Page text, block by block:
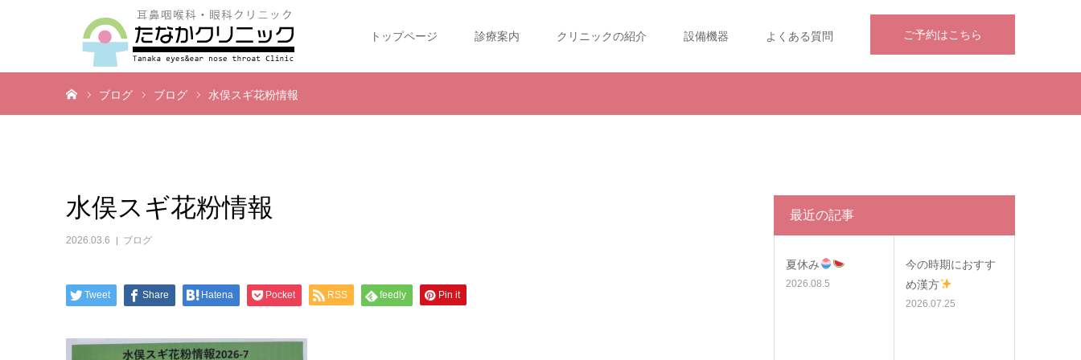
ご予約はこちら
トップページ 診療案内 クリニックの紹介 設備機器 よくある質問
ブログ ブログ 水俣スギ花粉情報
水俣スギ花粉情報
2026.03.6 ブログ
Tweet Share Hatena Pocket RSS feedly Pin it
最近の記事
夏休み
2026.08.5
今の時期におすす
め漢方
2026.07.25